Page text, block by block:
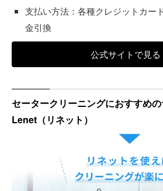
支払い方法：各種クレジットカー
金引換
公式サイトで見る
セータークリーニングにおすすめ
Lenet（リネット）